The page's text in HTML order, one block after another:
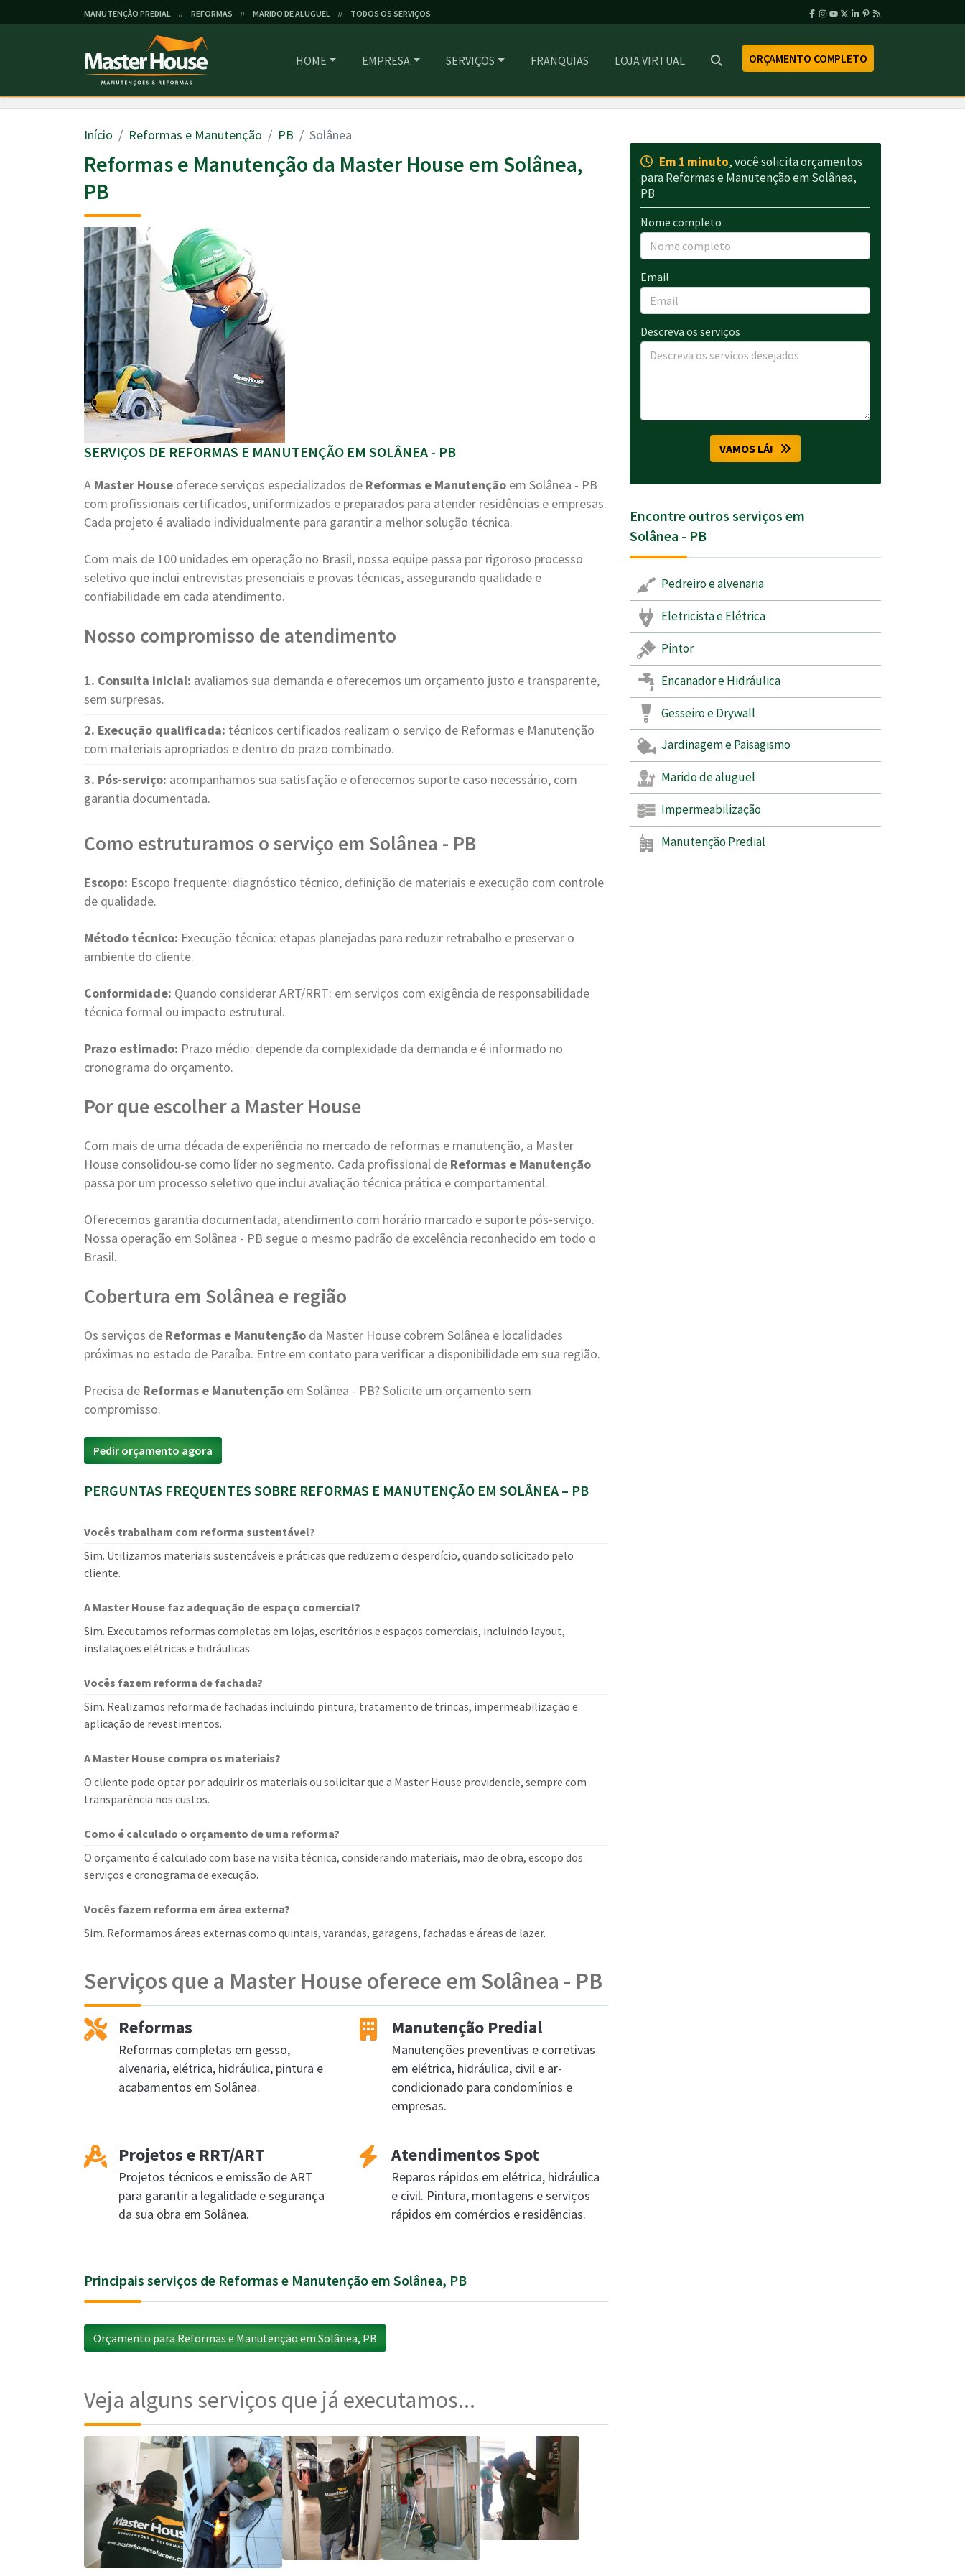
MANUTENÇÃO PREDIAL // REFORMAS // MARIDO DE ALUGUEL // TODOS OS SERVIÇOS
HOME EMPRESA SERVIÇOS FRANQUIAS LOJA VIRTUAL ORÇAMENTO COMPLETO
Início Reformas e Manutenção PB Solânea
Reformas e Manutenção da Master House em Solânea,
PB
SERVIÇOS DE REFORMAS E MANUTENÇÃO EM SOLÂNEA - PB
A Master House oferece serviços especializados de Reformas e Manutenção em Solânea - PB
com profissionais certificados, uniformizados e preparados para atender residências e empresas.
Cada projeto é avaliado individualmente para garantir a melhor solução técnica.
Com mais de 100 unidades em operação no Brasil, nossa equipe passa por rigoroso processo
seletivo que inclui entrevistas presenciais e provas técnicas, assegurando qualidade e
confiabilidade em cada atendimento.
Nosso compromisso de atendimento
1. Consulta inicial: avaliamos sua demanda e oferecemos um orçamento justo e transparente,
sem surpresas.
2. Execução qualificada: técnicos certificados realizam o serviço de Reformas e Manutenção
com materiais apropriados e dentro do prazo combinado.
3. Pós-serviço: acompanhamos sua satisfação e oferecemos suporte caso necessário, com
garantia documentada.
Como estruturamos o serviço em Solânea - PB
Escopo: Escopo frequente: diagnóstico técnico, definição de materiais e execução com controle
de qualidade.
Método técnico: Execução técnica: etapas planejadas para reduzir retrabalho e preservar o
ambiente do cliente.
Conformidade: Quando considerar ART/RRT: em serviços com exigência de responsabilidade
técnica formal ou impacto estrutural.
Prazo estimado: Prazo médio: depende da complexidade da demanda e é informado no
cronograma do orçamento.
Por que escolher a Master House
Com mais de uma década de experiência no mercado de reformas e manutenção, a Master
House consolidou-se como líder no segmento. Cada profissional de Reformas e Manutenção
passa por um processo seletivo que inclui avaliação técnica prática e comportamental.
Oferecemos garantia documentada, atendimento com horário marcado e suporte pós-serviço.
Nossa operação em Solânea - PB segue o mesmo padrão de excelência reconhecido em todo o
Brasil.
Cobertura em Solânea e região
Os serviços de Reformas e Manutenção da Master House cobrem Solânea e localidades
próximas no estado de Paraíba. Entre em contato para verificar a disponibilidade em sua região.
Precisa de Reformas e Manutenção em Solânea - PB? Solicite um orçamento sem
compromisso.
Pedir orçamento agora
PERGUNTAS FREQUENTES SOBRE REFORMAS E MANUTENÇÃO EM SOLÂNEA – PB
Vocês trabalham com reforma sustentável?
Sim. Utilizamos materiais sustentáveis e práticas que reduzem o desperdício, quando solicitado pelo
cliente.
A Master House faz adequação de espaço comercial?
Sim. Executamos reformas completas em lojas, escritórios e espaços comerciais, incluindo layout,
instalações elétricas e hidráulicas.
Vocês fazem reforma de fachada?
Sim. Realizamos reforma de fachadas incluindo pintura, tratamento de trincas, impermeabilização e
aplicação de revestimentos.
A Master House compra os materiais?
O cliente pode optar por adquirir os materiais ou solicitar que a Master House providencie, sempre com
transparência nos custos.
Como é calculado o orçamento de uma reforma?
O orçamento é calculado com base na visita técnica, considerando materiais, mão de obra, escopo dos
serviços e cronograma de execução.
Vocês fazem reforma em área externa?
Sim. Reformamos áreas externas como quintais, varandas, garagens, fachadas e áreas de lazer.
Serviços que a Master House oferece em Solânea - PB
Reformas
Reformas completas em gesso,
alvenaria, elétrica, hidráulica, pintura e
acabamentos em Solânea.
Manutenção Predial
Manutenções preventivas e corretivas
em elétrica, hidráulica, civil e ar-
condicionado para condomínios e
empresas.
Projetos e RRT/ART
Projetos técnicos e emissão de ART
para garantir a legalidade e segurança
da sua obra em Solânea.
Atendimentos Spot
Reparos rápidos em elétrica, hidráulica
e civil. Pintura, montagens e serviços
rápidos em comércios e residências.
Principais serviços de Reformas e Manutenção em Solânea, PB
Orçamento para Reformas e Manutenção em Solânea, PB
Veja alguns serviços que já executamos...
Em 1 minuto, você solicita orçamentos
para Reformas e Manutenção em Solânea,
PB
Nome completo
Email
Descreva os serviços
VAMOS LÁ!
Encontre outros serviços em
Solânea - PB
Pedreiro e alvenaria
Eletricista e Elétrica
Pintor
Encanador e Hidráulica
Gesseiro e Drywall
Jardinagem e Paisagismo
Marido de aluguel
Impermeabilização
Manutenção Predial